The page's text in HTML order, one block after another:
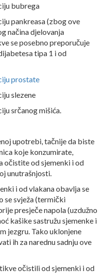
bubrega
pankreasa (zbog ove
načina djelovanja
se posebno preporučuje
tipa 1 i od
prostate
slezene
srčanog mišića.
upotrebi, tačnije da biste
koje konzumirate,
očistite od sjemenki i od
unutrašnjosti.
i od vlakana obavlja se
se svježa (termički
presječe napola (uzdužno
kašike sastružu sjemenke i
jezgru. Tako uklonjene
ih za narednu sadnju ove
očistili od sjemenki i od